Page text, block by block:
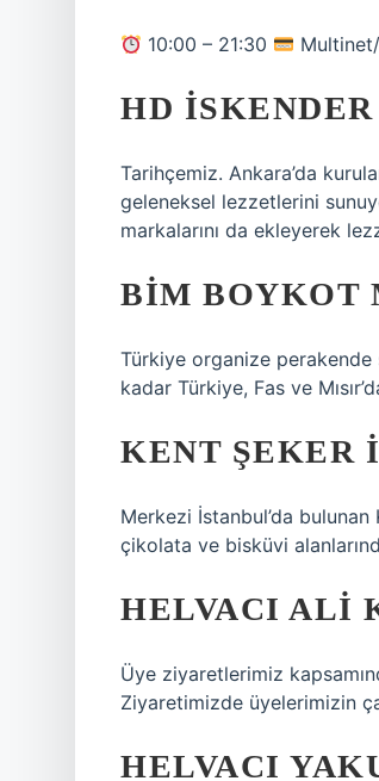
10:00 – 21:30
HD
Tarihçemiz. Ankara’da
geleneksel lezzetlerini
markalarını da ekleyerek
BIM BOYKOT
Türkiye organize perakende
kadar Türkiye, Fas ve
KENT ŞEKER
Merkezi İstanbul’da bulunan
çikolata ve bisküvi
HELVACI ALI
Üye ziyaretlerimiz
Ziyaretimizde üyelerimizin
HELVACI